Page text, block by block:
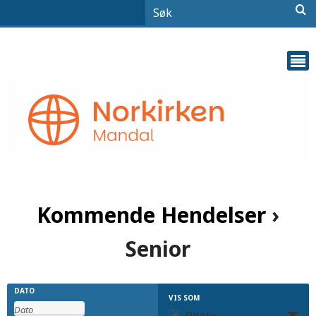
Kommende Hendelser ›
Senior
Hendelser
Hendelser
DATO
Hendelse
VIS SOM